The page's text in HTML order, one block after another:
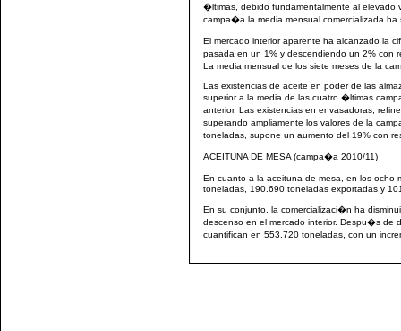
�ltimas, debido fundamentalmente al elevado
campa�a la media mensual comercializada
El mercado interior aparente ha alcanzado la
pasada en un 1% y descendiendo un 2% con
La media mensual de los siete meses de la
Las existencias de aceite en poder de las
superior a la media de las cuatro �ltimas
anterior. Las existencias en envasadoras,
superando ampliamente los valores de la
toneladas, supone un aumento del 19% con
ACEITUNA DE MESA (campa�a 2010/11)
En cuanto a la aceituna de mesa, en los
toneladas, 190.690 toneladas exportadas y
En su conjunto, la comercializaci�n ha
descenso en el mercado interior. Despu�s de
cuantifican en 553.720 toneladas, con un